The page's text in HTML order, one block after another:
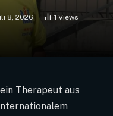
8, 2026 1 Views
Therapeut aus